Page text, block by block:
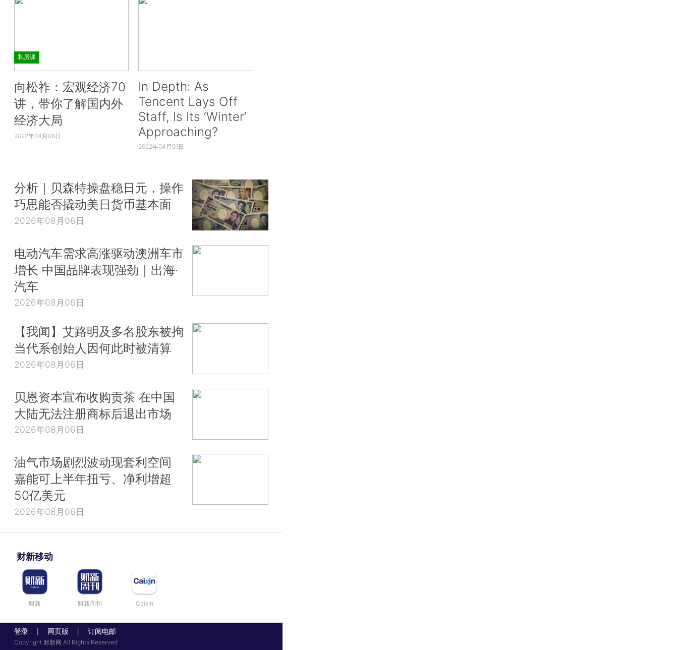
私房课
向松祚：宏观经济70
讲，带你了解国内外
经济大局
2022年04月06日
In Depth: As
Tencent Lays Off
Staff, Is Its ‘Winter’
Approaching?
2022年04月01日
分析｜贝森特操盘稳日元，操作
巧思能否撬动美日货币基本面
2026年08月06日
电动汽车需求高涨驱动澳洲车市
增长 中国品牌表现强劲｜出海·
汽车
2026年08月06日
【我闻】艾路明及多名股东被拘
当代系创始人因何此时被清算
2026年08月06日
贝恩资本宣布收购贡茶 在中国
大陆无法注册商标后退出市场
2026年08月06日
油气市场剧烈波动现套利空间
嘉能可上半年扭亏、净利增超
50亿美元
2026年08月06日
财新移动
财新 财新周刊 Caixin
登录 网页版 订阅电邮
Copyright 财新网 All Rights Reserved